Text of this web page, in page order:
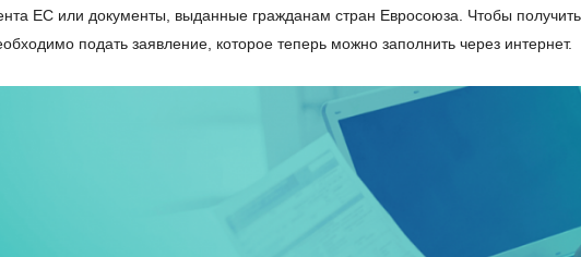
ЕС или документы, выданные гражданам стран Евросоюза. Чтобы получить
подать заявление, которое теперь можно заполнить через интернет.